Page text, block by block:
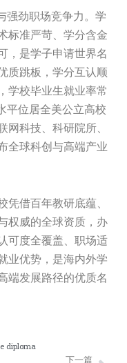
强劲职场竞争力。学
标准严苛、学分含金
，是学子申请世界名
质跳板，学分互认顺
学校毕业生就业率常
平位居全美公立高校
科技、科研院所、
全球科创与高端产业
借百年教研底蕴、
权威的全球资质，办
可度全覆盖、职场适
业优势，是海内外学
端发展路径的优质名
diploma
下一篇